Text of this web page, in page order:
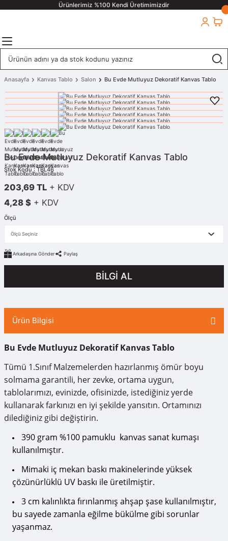
Ürünlerimiz %100 Kendi Üretimimizdir
Anasayfa Kanvas Tablo Salon Bu Evde Mutluyuz Dekoratif Kanvas Tablo
Bu Evde Mutluyuz Dekoratif Kanvas Tablo
Stok Kodu : TBL46
203,69 TL + KDV
4,28 $ + KDV
Ölçü
Arkadaşına Gönder Paylaş
BİLGİ AL
Ürün Bilgisi
Bu Evde Mutluyuz Dekoratif Kanvas Tablo
Tümü 1.Sınıf Malzemelerden hazırlanmış ömür boyu
solmama garantili, her zevke, ortama uygun,
tablolarımızı, evinizde, ofisinizde, istediğiniz yerde
kullanarak farkınızı en iyi şekilde yansıtın. Ortamınızı
dilediğiniz gibi değiştirin.
390 gram %100 pamuklu kanvas sanat kumaşı
kullanılmıştır.
Mimaki iç mekan baskı makinelerinde yüksek
çözünürlüklü UV baskı ile üretilmiştir.
3 cm kalınlıkta fırınlanmış ahşap şase kullanılmıştır,
bu sayede zamanla eğilme bükülme gibi sorunlar
yaşanmaz.